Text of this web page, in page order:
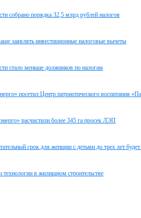
собрано порядка 32,5 млрд рублей налогов
заявлять инвестиционные налоговые вычеты
стало меньше должников по налогам
посетил Центр патриотического воспитания
расчистили более 345 га просек ЛЭП
срок для женщин с детьми до трех лет
технологии в жилищном строительстве